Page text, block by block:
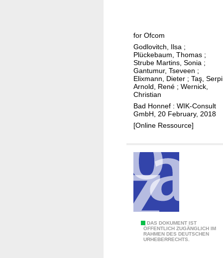
d
e
r
G
e
b
i
e
t
e
e
l
l
e
Ü
b
e
r
l
g
n
e
n
n
e
f
i
t
s
o
f
u
t
a
a
s
for Ofcom
Godlovitch, Ilsa ;
Plückebaum, Thomas ;
Strube Martins, Sonia ;
Gantumur, Tseveen ;
Elixmann, Dieter ; Taş,
Arnold, René ; Wernick,
Christian
Bad Honnef : WIK-Consult
GmbH, 20 February, 2018
[Online Ressource]
DAS DOKUMENT IST
ÖFFENTLICH ZUGÄNGLICH IM
RAHMEN DES DEUTSCHEN
URHEBERRECHTS.